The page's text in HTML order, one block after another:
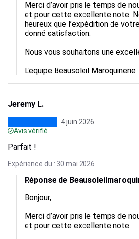
Merci d’avoir pris le temps de
et pour cette excellente note.
heureux que l’expédition de
donné satisfaction.
Nous vous souhaitons une
L'équipe Beausoleil Maroquinerie
Jeremy L.
4 juin 2026
Avis vérifié
Parfait !
Expérience du : 30 mai 2026
Réponse de
Bonjour,
Merci d’avoir pris le temps de
et pour cette excellente note.